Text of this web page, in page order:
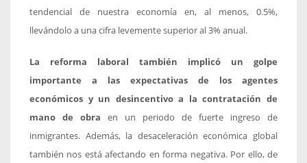
tendencial de nuestra economía en, al menos, 0.5%,
llevándolo a una cifra levemente superior al 3% anual.
La reforma laboral también implicó un golpe
importante a las expectativas de los agentes
económicos y un desincentivo a la contratación de
mano de obra en un periodo de fuerte ingreso de
inmigrantes. Además, la desaceleración económica global
también nos está afectando en forma negativa. Por ello, de